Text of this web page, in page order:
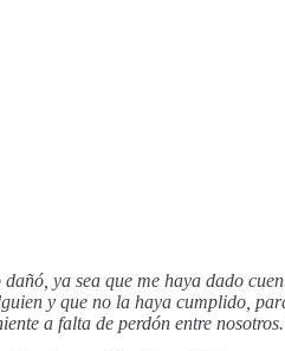
ya sea que me haya dado
y que no la haya cumplido,
a falta de perdón entre